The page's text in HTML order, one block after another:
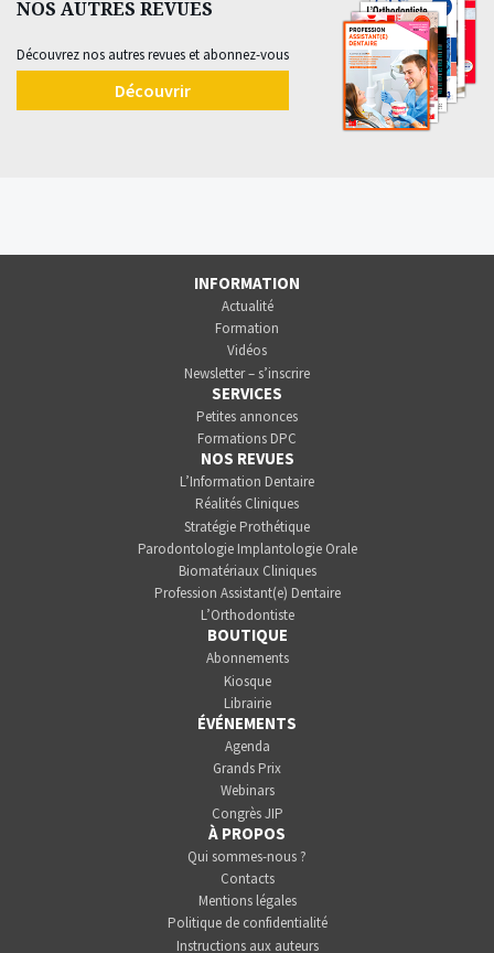
NOS AUTRES REVUES
Découvrez nos autres revues et abonnez-vous
Découvrir
INFORMATION
Actualité
Formation
Vidéos
Newsletter – s’inscrire
SERVICES
Petites annonces
Formations DPC
NOS REVUES
L’Information Dentaire
Réalités Cliniques
Stratégie Prothétique
Parodontologie Implantologie Orale
Biomatériaux Cliniques
Profession Assistant(e) Dentaire
L’Orthodontiste
BOUTIQUE
Abonnements
Kiosque
Librairie
ÉVÉNEMENTS
Agenda
Grands Prix
Webinars
Congrès JIP
À PROPOS
Qui sommes-nous ?
Contacts
Mentions légales
Politique de confidentialité
Instructions aux auteurs